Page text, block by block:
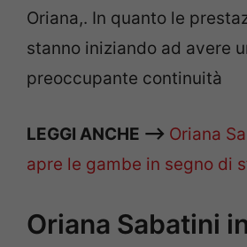
Oriana,. In quanto le
stanno iniziando ad avere
preoccupante continuità
LEGGI ANCHE —–> Oriana
apre le gambe in segno di
Oriana Sabatini